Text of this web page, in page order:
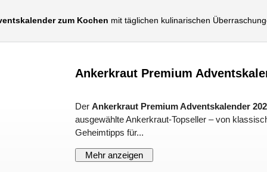
zum Kochen mit täglichen kulinarischen
Ankerkraut Premium
DerAnkerkraut Premium Adventskalender
ausgewählte Ankerkraut-Topseller – von
Geheimtipps für...
Mehr anzeigen